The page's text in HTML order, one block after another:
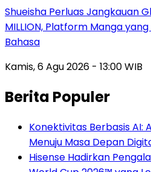
Shueisha Perluas Jangkauan
MILLION, Platform Manga
Bahasa
Kamis, 6 Agu 2026 - 13:00 WIB
Berita Populer
Konektivitas Berbasis AI:
Menuju Masa Depan
Hisense Hadirkan